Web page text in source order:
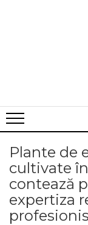
Plante de
cultivate
contează
expertiza